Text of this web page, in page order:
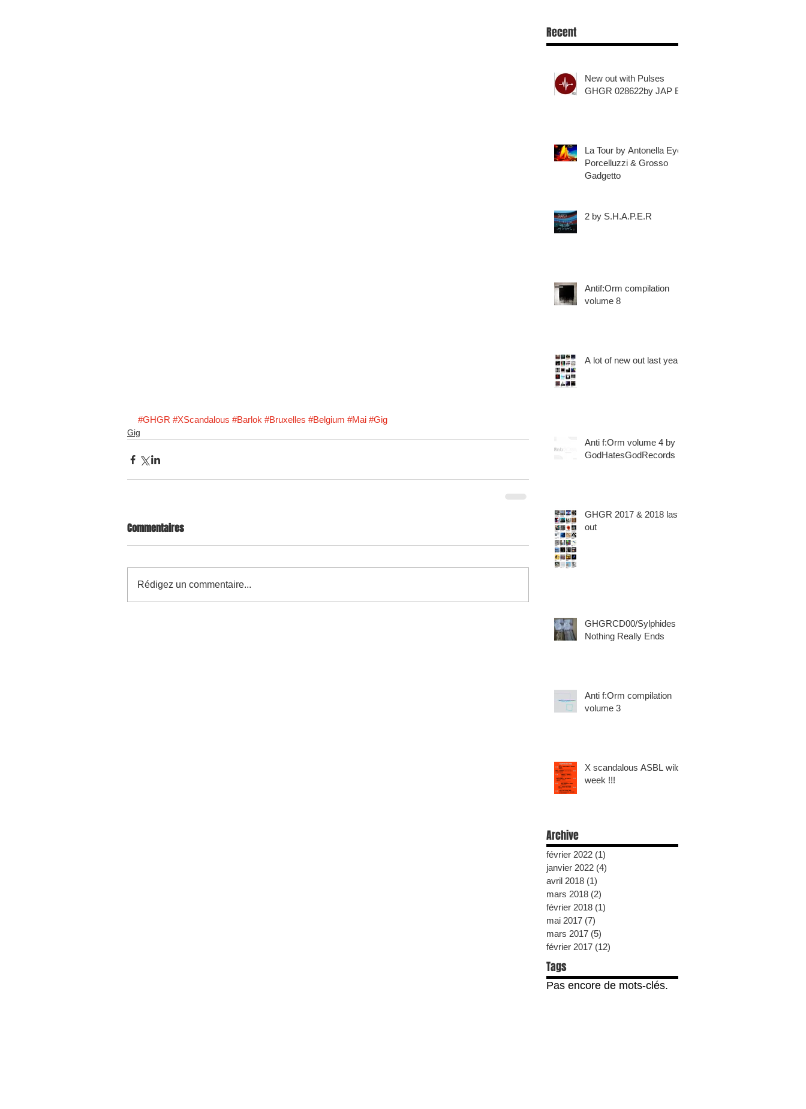
#GHGR #XScandalous #Barlok #Bruxelles #Belgium #Mai #Gig
Gig
Commentaires
Rédigez un commentaire...
Recent
New out with Pulses
GHGR 028622by JAP B
La Tour by Antonella Eye
Porcelluzzi & Grosso
Gadgetto
2 by S.H.A.P.E.R
Antif:Orm compilation
volume 8
A lot of new out last years
Anti f​:​Orm volume 4 by
GodHatesGodRecords
GHGR 2017 & 2018 last
out
GHGRCD00​/​Sylphides -
Nothing Really Ends
Anti f​:​Orm compilation
volume 3
X scandalous ASBL wild
week !!!
Archive
février 2022 (1)
janvier 2022 (4)
avril 2018 (1)
mars 2018 (2)
février 2018 (1)
mai 2017 (7)
mars 2017 (5)
février 2017 (12)
Tags
Pas encore de mots-clés.